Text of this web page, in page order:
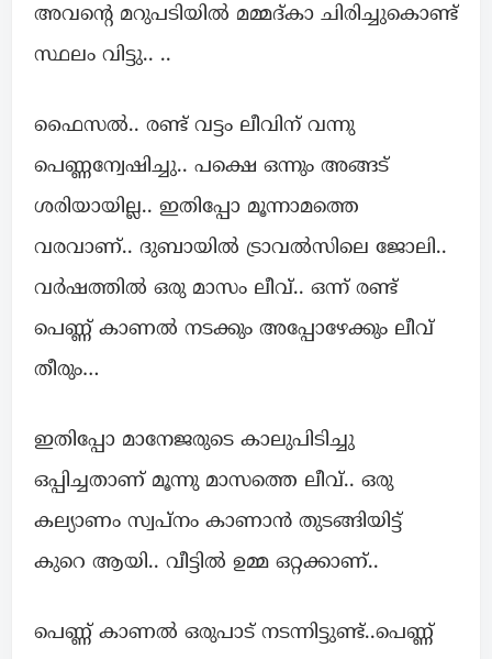
അവന്റെ മറുപടിയിൽ മമ്മദ്കാ ചിരിച്ചുകൊണ്ട്
സ്ഥലം വിട്ടു.. ..
ഫൈസൽ.. രണ്ട്‌ വട്ടം ലീവിന് വന്നു
പെണ്ണന്വേഷിച്ചു.. പക്ഷെ ഒന്നും അങ്ങട്
ശരിയായില്ല.. ഇതിപ്പോ മൂന്നാമത്തെ
വരവാണ്.. ദുബായിൽ ട്രാവൽസിലെ ജോലി..
വർഷത്തിൽ ഒരു മാസം ലീവ്.. ഒന്ന് രണ്ട്‌
പെണ്ണ് കാണൽ നടക്കും അപ്പോഴേക്കും ലീവ്
തീരും…
ഇതിപ്പോ മാനേജരുടെ കാലുപിടിച്ചു
ഒപ്പിച്ചതാണ് മൂന്നു മാസത്തെ ലീവ്.. ഒരു
കല്യാണം സ്വപ്നം കാണാൻ തുടങ്ങിയിട്ട്
കുറെ ആയി.. വീട്ടിൽ ഉമ്മ ഒറ്റക്കാണ്..
പെണ്ണ് കാണൽ ഒരുപാട് നടന്നിട്ടുണ്ട്..പെണ്ണ്